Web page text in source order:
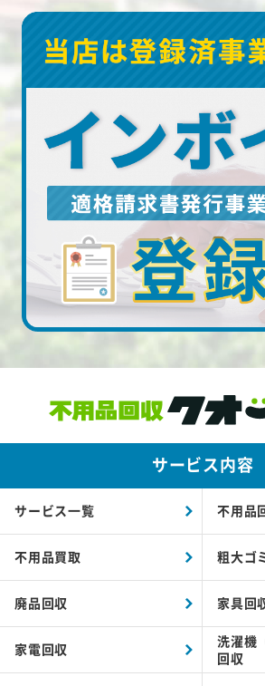
サービス内容
サービス一覧 不用品
不用品買取 粗大ゴ
廃品回収 家具回
家電回収
洗濯機
回収